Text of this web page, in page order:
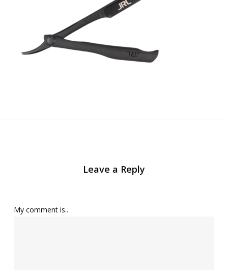
Leave a Reply
My comment is..